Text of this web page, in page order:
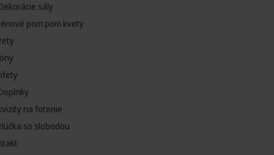
sály
pom pom kvety
na fotenie
so slobodou